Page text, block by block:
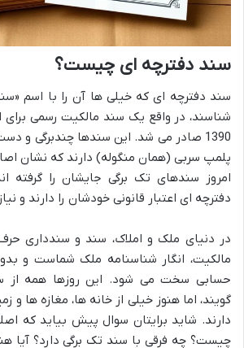
سند دفترچه ای چیست؟
سند دفترچه ای که خیلی ها آن را با اسم
شناسند، در واقع یک سند مالکیت رسمی برای
1390 صادر می شد. این سندها چندبرگی
پلمپ سربی (همان منگوله) دارند که نشان
امروز سندهای تک برگی جایشان را گرفته
دفترچه ای اعتبار قانونی خودشان را دارند و
در دنیای ملک و املاک، سند و سندداری
مالکیت، انگار شناسنامه ملک شماست و
حسابی سخت می شود. این روزها همه از
گویند، اما هنوز خیلی از خانه ها، مغازه ها و
دارند. شاید برایتان سوال پیش بیاید که
چیست؟ چه فرقی با سند تک برگی دارد؟ آیا